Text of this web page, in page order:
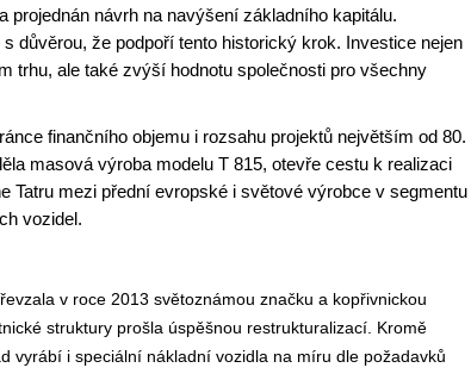
projednán návrh na navýšení základního kapitálu.
důvěrou, že podpoří tento historický krok. Investice nejen
trhu, ale také zvýší hodnotu společnosti pro všechny
finančního objemu i rozsahu projektů největším od 80.
masová výroba modelu T 815, otevře cestu k realizaci
Tatru mezi přední evropské i světové výrobce v segmentu
vozidel.
v roce 2013 světoznámou značku a kopřivnickou
struktury prošla úspěšnou restrukturalizací. Kromě
vyrábí i speciální nákladní vozidla na míru dle požadavků